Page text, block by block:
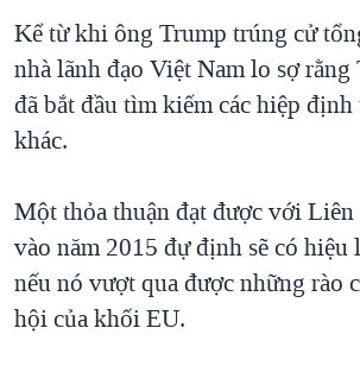
Kể từ khi ông Trump trúng cử
nhà lãnh đạo Việt Nam lo sợ rằng
đã bắt đầu tìm kiếm các hiệp
khác.
Một thỏa thuận đạt được với
vào năm 2015 đự định sẽ có hiệu
nếu nó vượt qua được những rào
hội của khối EU.